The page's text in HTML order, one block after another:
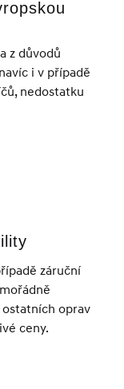
z důvodů
i v případě
nedostatku
záruční
oprav
ceny.